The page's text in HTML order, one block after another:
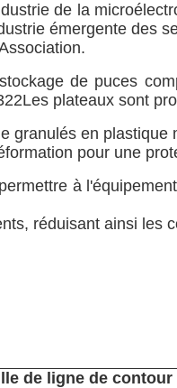
de la
émergente des
de puces
plateaux sont
granulés en plastique
pour une
à
réduisant ainsi les
de ligne de contour